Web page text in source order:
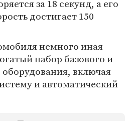
за 18 секунд, а его
достигает 150
немного иная
набор базового и
включая
и автоматический